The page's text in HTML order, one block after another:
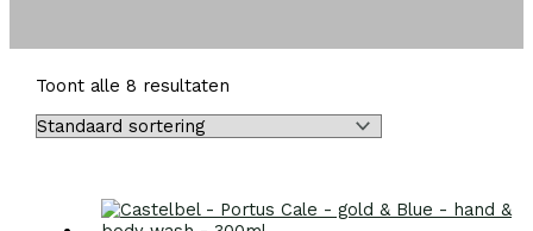
Toont alle 8 resultaten